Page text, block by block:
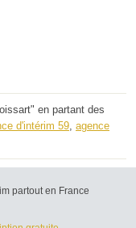
en partant des
d'intérim 59, agence
partout en France